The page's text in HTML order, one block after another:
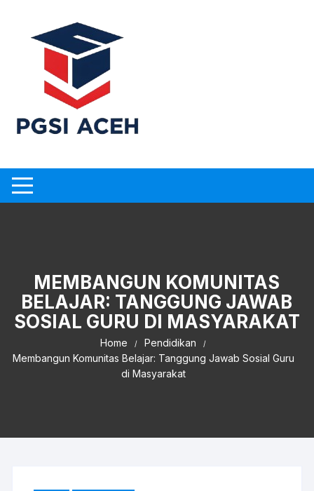
content
MEMBANGUN KOMUNITAS
BELAJAR: TANGGUNG JAWAB
SOSIAL GURU DI MASYARAKAT
Home
Pendidikan
Membangun Komunitas Belajar: Tanggung Jawab Sosial Guru
di Masyarakat